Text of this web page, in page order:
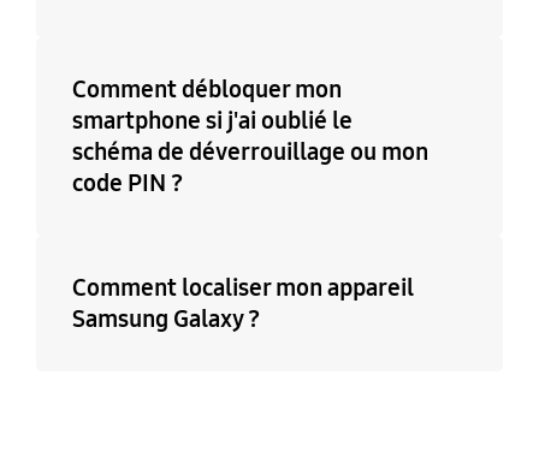
Comment débloquer mon
smartphone si j'ai oublié le
schéma de déverrouillage ou mon
code PIN ?
Comment localiser mon appareil
Samsung Galaxy ?